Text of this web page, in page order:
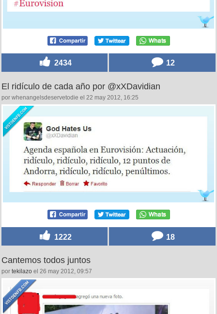
2434 12
El ridículo de cada año por @xXDavidian
por whenangelsdeservetodie el 22 may 2012, 16:25
1222 18
Cantemos todos juntos
por tekilazo el 26 may 2012, 09:57